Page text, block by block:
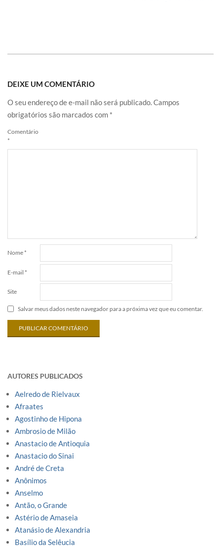
DEIXE UM COMENTÁRIO
O seu endereço de e-mail não será publicado.Campos
obrigatórios são marcados com *
Comentário
*
Nome *
E-mail *
Site
Salvar meus dados neste navegador para a próxima vez que eu comentar.
AUTORES PUBLICADOS
Aelredo de Rielvaux
Afraates
Agostinho de Hipona
Ambrosio de Milão
Anastacio de Antioquia
Anastacio do Sinai
André de Creta
Anônimos
Anselmo
Antão, o Grande
Astério de Amaseia
Atanásio de Alexandria
Basílio da Selêucia